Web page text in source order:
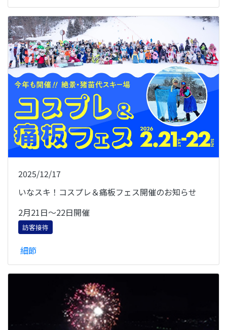
2025/12/17
いなスキ！コスプレ＆痛板フェス開催のお知らせ
2月21日～22日開催
訪客接待
細節